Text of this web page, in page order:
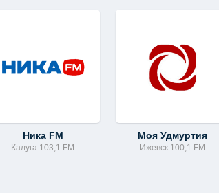
Ника FM
Калуга 103,1 FM
Моя Удмуртия
Ижевск 100,1 FM